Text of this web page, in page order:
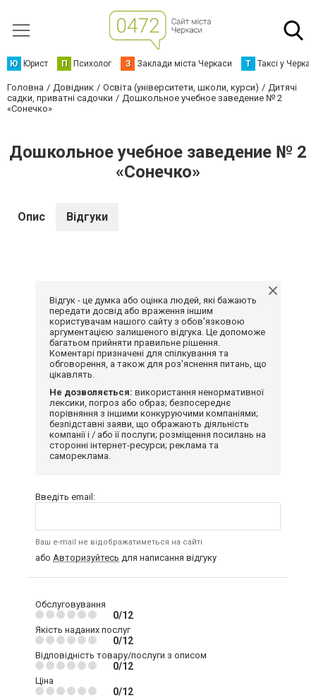
Ю Юрист П Психолог З Заклади міста Черкаси Т Таксі у
Головна Довідник Освіта (університети, школи, курси)
Дитячі
садки, приватні садочки
Дошкольное учебное заведение № 2
«Сонечко»
Дошкольное учебное заведение № 2
«Сонечко»
Опис Відгуки
Відгук - це думка або оцінка людей, які бажають
передати досвід або враження іншим
користувачам нашого сайту з обов'язковою
аргументацією залишеного відгука. Це допоможе
багатьом прийняти правильне рішення.
Коментарі призначені для спілкування та
обговорення, а також для роз'яснення питань, що
цікавлять.
Не дозволяється: використання ненормативної
лексики, погроз або образ; безпосереднє
порівняння з іншими конкуруючими компаніями;
безпідставні заяви, що ображають діяльність
компанії і / або її послуги; розміщення посилань на
сторонні інтернет-ресурси; реклама та
самореклама.
Введіть email:
Ваш e-mail не відображатиметься на сайті
або Авторизуйтесь для написання відгуку
Обслуговування
0/12
Якість наданих послуг
0/12
Відповідність товару/послуги з описом
0/12
Ціна
0/12